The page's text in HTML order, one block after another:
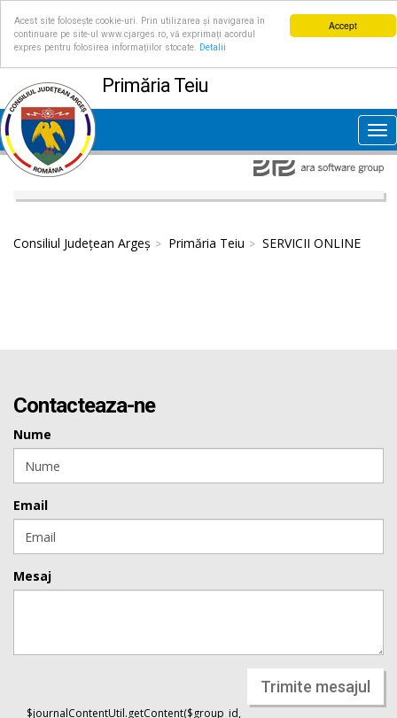
Accept
Acest site folosește cookie-uri. Prin utilizarea și navigarea în
continuare pe site-ul www.cjarges.ro, vă exprimați acordul
expres pentru folosirea informațiilor stocate.
Detalii
Primăria Teiu
Consiliul Județean Argeș Primăria Teiu SERVICII ONLINE
Contacteaza-ne
Nume
Email
Mesaj
Trimite mesajul
$journalContentUtil.getContent($group_id,